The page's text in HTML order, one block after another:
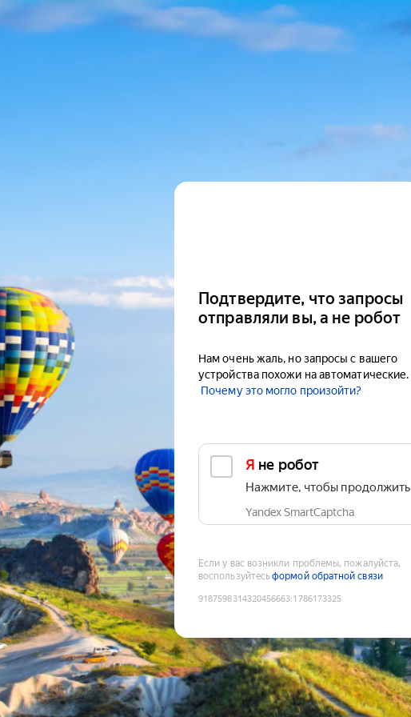
Подтвердите, что запросы
отправляли вы, а не робот
Нам очень жаль, но запросы с вашего
устройства похожи на автоматические.
Почему это могло произойти?
Я не робот
Нажмите, чтобы продолжить
Yandex SmartCaptcha
Если у вас возникли проблемы, пожалуйста,
воспользуйтесьформой обратной связи
9187598314320456663:1786173325